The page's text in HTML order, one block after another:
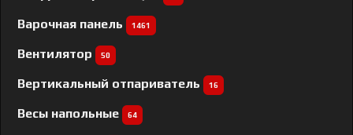
Варочная панель 1461
Вентилятор 50
Вертикальный отпариватель 16
Весы напольные 64